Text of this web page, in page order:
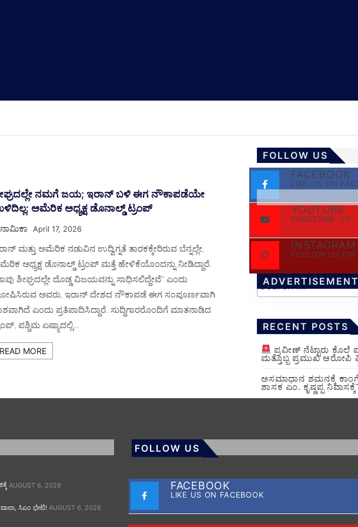
ನಮಗೆ ಜಯ; ಇರಾನ್ ಬಳಿ ಈಗ ನೌಕಾಪಡೆಯೇ
ಅಮೆರಿಕ ಅಧ್ಯಕ್ಷ ಡೊನಾಲ್ಡ್ ಟ್ರಂಪ್
April 17, 2026
ಮತ್ತು ಅಮೆರಿಕ ನಡುವಿನ ಉದ್ವಿಗ್ನತೆ ತಾರಕಕ್ಕೇರಿರುವ ಬೆನ್ನಲ್ಲೇ,
ಅಧ್ಯಕ್ಷ ಡೊನಾಲ್ಡ್ ಟ್ರಂಪ್ ಮತ್ತೆ ಹೇಳಿಕೆಯೊಂದನ್ನು ನೀಡಿದ್ದಾರೆ.
ಶೀಘ್ರದಲ್ಲೇ ದೊಡ್ಡ ವಿಜಯವನ್ನು ಸಾಧಿಸಲಿದ್ದೇವೆ" ಎಂದು
ಅವರು, ಇರಾನ್ ದೇಶದ ನೌಕಾಪಡೆ ಈಗ ಸಂಪೂರ್ಣವಾಗಿ
ಎಂದು ಪ್ರತಿಪಾದಿಸಿದ್ದಾರೆ. ಸುದ್ದಿಗಾರರೊಂದಿಗೆ ಮಾತನಾಡಿದ
ಪಶ್ಚಿಮ ಏಷ್ಯಾದಲ್ಲಿ…
READ MORE
FOLLOW US
FACEBOOK
LIKE US ON
YOUTUBE
SUBSCRIBE US
INSTAGRAM
FOLLOW US ON
ADVERTISEMENT
RECENT POSTS
ಪ್ರವೀಣ್ ನೆಟ್ಟಾರು ಕೊಲೆ
ಮತ್ತೊಬ್ಬ ಪ್ರಮುಖ ಆರೋಪಿ
ಅಸಮಾಧಾನ ಶಮನಕ್ಕೆ
ಶಾಸಕ ಎಂ. ಕೃಷ್ಣಪ್ಪ
AUGUST 6, 2026
ಸಿಎಂ ಭೇಟಿ! AUGUST 6, 2026
FOLLOW US
FACEBOOK
LIKE US ON FACEBOOK